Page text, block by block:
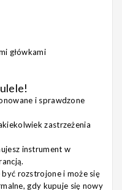
główkami
i sprawdzone
zastrzeżenia
instrument w
rozstrojone i może się
gdy kupuje się nowy